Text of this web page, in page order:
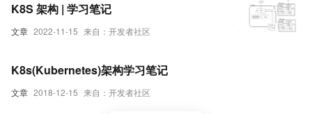
文章 2022-11-15 来自：开发者社区
K8S 架构 | 学习笔记
文章 2018-12-15 来自：开发者社区
K8s(Kubernetes)架构学习笔记